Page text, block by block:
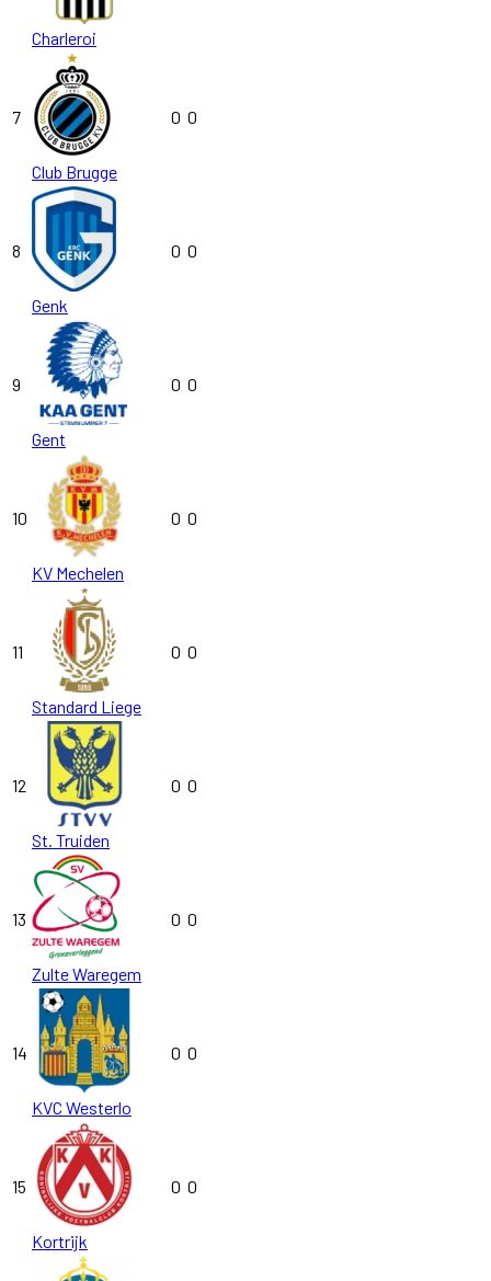
Charleroi
7
Club Brugge
0 0
8
Genk
0 0
9
Gent
0 0
10
KV Mechelen
0 0
11
Standard Liege
0 0
12
St. Truiden
0 0
13
Zulte Waregem
0 0
14
KVC Westerlo
0 0
15
Kortrijk
0 0